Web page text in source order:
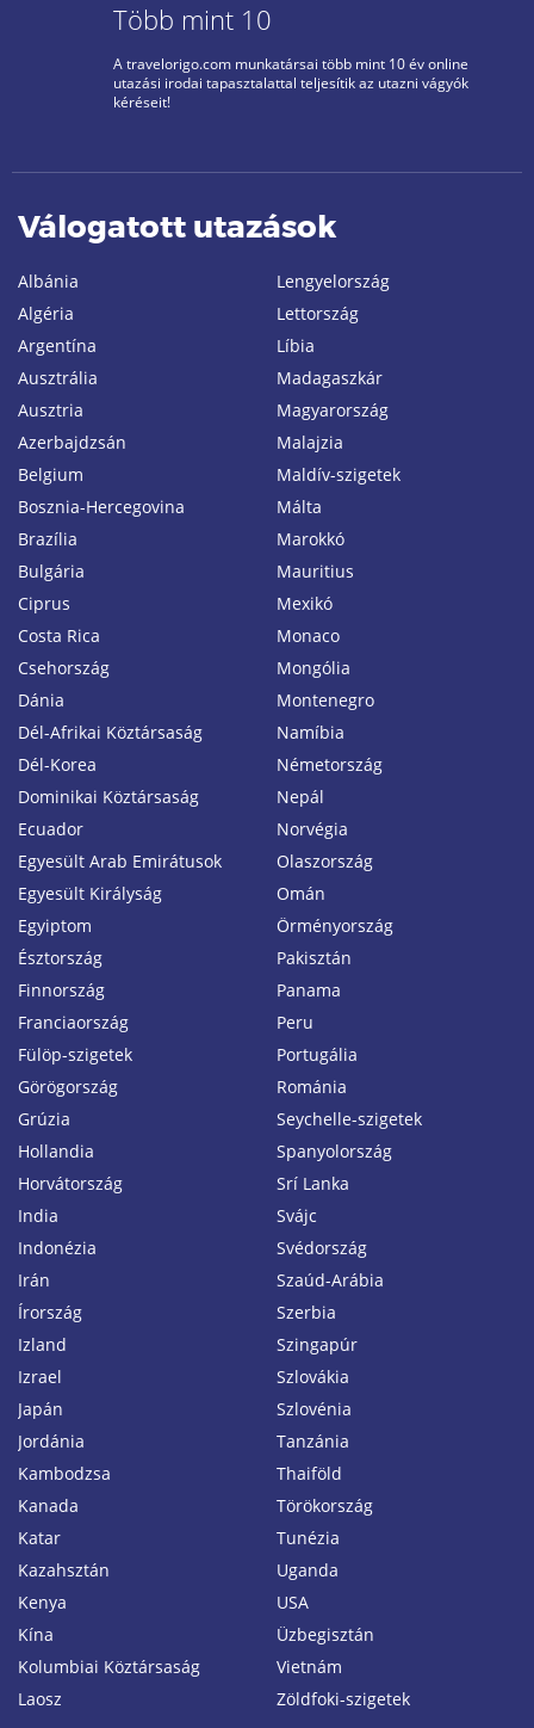
Több mint 10
A travelorigo.com munkatársai több mint 10 év online
utazási irodai tapasztalattal teljesítik az utazni vágyók
kéréseit!
Válogatott utazások
Albánia
Algéria
Argentína
Ausztrália
Ausztria
Azerbajdzsán
Belgium
Bosznia-Hercegovina
Brazília
Bulgária
Ciprus
Costa Rica
Csehország
Dánia
Dél-Afrikai Köztársaság
Dél-Korea
Dominikai Köztársaság
Ecuador
Egyesült Arab Emirátusok
Egyesült Királyság
Egyiptom
Észtország
Finnország
Franciaország
Fülöp-szigetek
Görögország
Grúzia
Hollandia
Horvátország
India
Indonézia
Irán
Írország
Izland
Izrael
Japán
Jordánia
Kambodzsa
Kanada
Katar
Kazahsztán
Kenya
Kína
Kolumbiai Köztársaság
Laosz
Lengyelország
Lettország
Líbia
Madagaszkár
Magyarország
Malajzia
Maldív-szigetek
Málta
Marokkó
Mauritius
Mexikó
Monaco
Mongólia
Montenegro
Namíbia
Németország
Nepál
Norvégia
Olaszország
Omán
Örményország
Pakisztán
Panama
Peru
Portugália
Románia
Seychelle-szigetek
Spanyolország
Srí Lanka
Svájc
Svédország
Szaúd-Arábia
Szerbia
Szingapúr
Szlovákia
Szlovénia
Tanzánia
Thaiföld
Törökország
Tunézia
Uganda
USA
Üzbegisztán
Vietnám
Zöldfoki-szigetek